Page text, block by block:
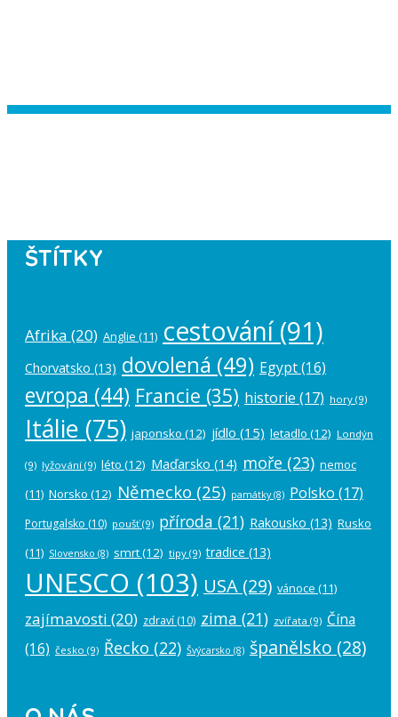
ŠTÍTKY
Afrika (20) Anglie (11) cestování(91)
Chorvatsko (13) dovolená (49) Egypt(16)
evropa (44) Francie (35) historie (17) hory (9)
Itálie (75) japonsko (12) jídlo (15) letadlo (12) Londýn
(9) lyžování (9) léto (12) Maďarsko (14) moře (23) nemoc
(11) Norsko (12) Německo (25) památky(8) Polsko (17)
Portugalsko (10) poušť(9) příroda (21) Rakousko (13) Rusko
(11) Slovensko (8) smrt(12) tipy (9) tradice (13)
UNESCO (103) USA (29) vánoce (11)
zajímavosti (20) zdraví (10) zima (21) zvířata (9) Čína
(16) česko (9) Řecko (22) Švýcarsko (8) španělsko (28)